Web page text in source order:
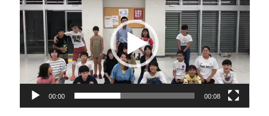
プ
レ
ー
ヤ
ー
00:00 00:08